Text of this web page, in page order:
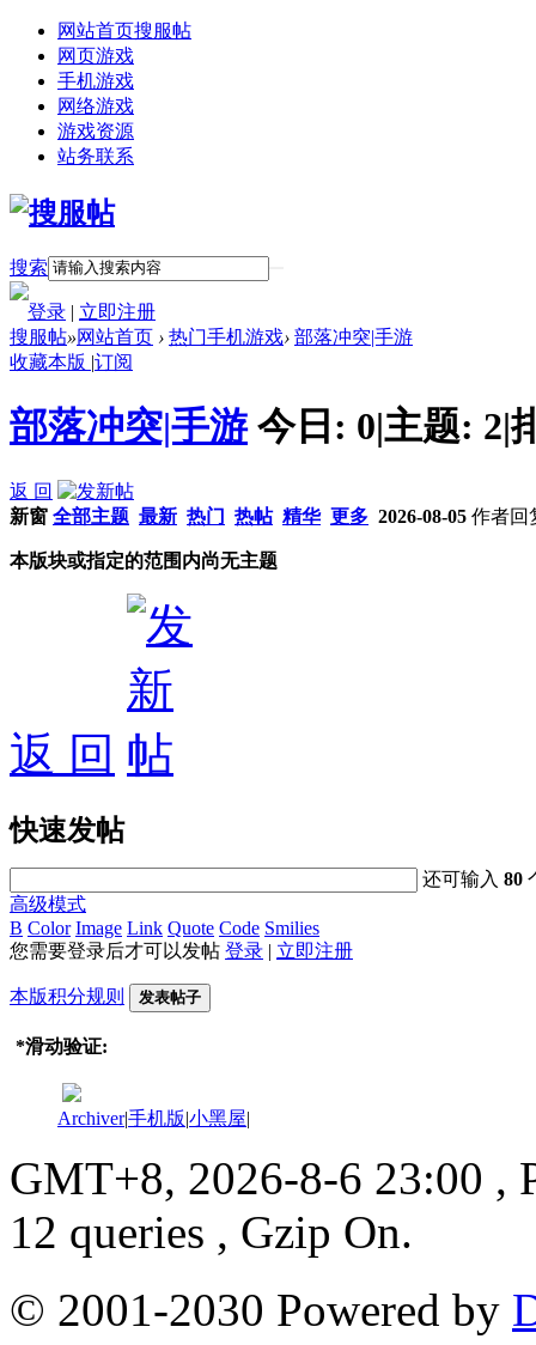
网站首页搜服帖
网页游戏
手机游戏
网络游戏
游戏资源
站务联系
搜索
登录 | 立即注册
搜服帖»网站首页 › 热门手机游戏› 部落冲突|手游
收藏本版 |订阅
部落冲突|手游 今日: 0|主题: 2|
返 回
新窗 全部主题 最新 热门 热帖 精华 更多 2026-08-05 作者回
本版块或指定的范围内尚无主题
返 回
快速发帖
还可输入80
高级模式
B Color Image Link Quote Code Smilies
您需要登录后才可以发帖 登录 | 立即注册
本版积分规则 发表帖子
*滑动验证:
Archiver|手机版|小黑屋|
GMT+8, 2026-8-6 23:00 ,
12 queries , Gzip On.
© 2001-2030 Powered by